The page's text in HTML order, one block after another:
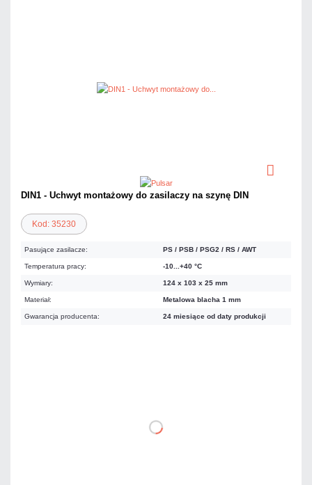
DIN1 - Uchwyt montażowy do zasilaczy na szynę DIN
Kod: 35230
Pasujące zasilacze: PS / PSB / PSG2 / RS / AWT
Temperatura pracy: -10...+40 °C
Wymiary: 124 x 103 x 25 mm
Materiał: Metalowa blacha 1 mm
Gwarancja producenta: 24 miesiące od daty produkcji
DO KOSZYKA